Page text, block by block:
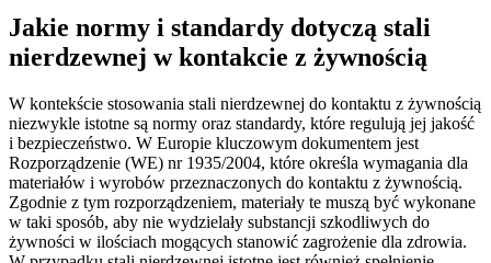
Jakie normy i standardy dotyczą stali
nierdzewnej w kontakcie z żywnością
W kontekście stosowania stali nierdzewnej do kontaktu z żywnością
niezwykle istotne są normy oraz standardy, które regulują jej jakość
i bezpieczeństwo. W Europie kluczowym dokumentem jest
Rozporządzenie (WE) nr 1935/2004, które określa wymagania dla
materiałów i wyrobów przeznaczonych do kontaktu z żywnością.
Zgodnie z tym rozporządzeniem, materiały te muszą być wykonane
w taki sposób, aby nie wydzielały substancji szkodliwych do
żywności w ilościach mogących stanowić zagrożenie dla zdrowia.